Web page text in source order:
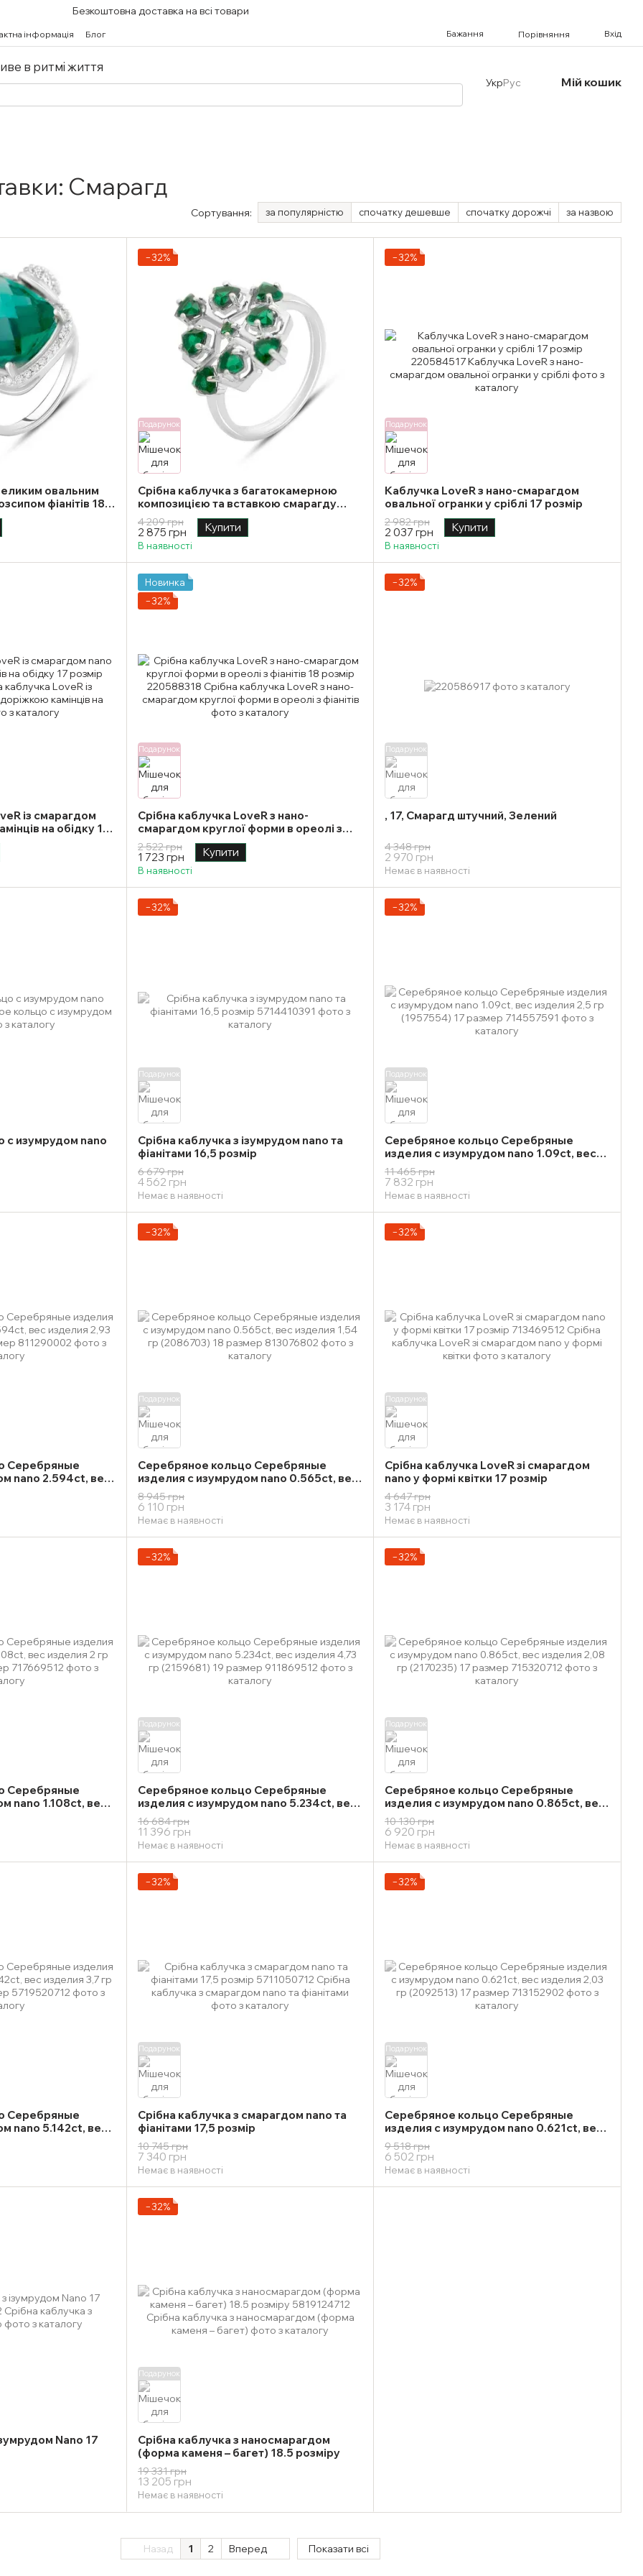
Безкоштовна доставка на всі товари
інформація Блог Бажання Порівняння Вхід
в ритмі життя
УкрРус Мій кошик
Смарагд
Сортування: за популярністю спочатку дешевше спочатку дорожчі за назвою
овальним
фіанітів 18
Подарунок
−32%
Срібна каблучка з багатокамерною
композицією та вставкою смарагду
nano геометричної форми 17.5 розмір
4 209 грн
2 875 грн Купити
В наявності
Подарунок
−32%
Каблучка LoveR з нано-смарагдом
овальної огранки у сріблі 17 розмір
2 982 грн
2 037 грн Купити
В наявності
із смарагдом
на обідку 17
Подарунок
Новинка
−32%
Срібна каблучка LoveR з нано-
смарагдом круглої форми в ореолі з
фіанітів 18 розмір
2 522 грн
1 723 грн Купити
В наявності
Подарунок
−32%
, 17, Смарагд штучний, Зелений
4 348 грн
2 970 грн
Немає в наявності
с изумрудом nano
Подарунок
−32%
Срібна каблучка з ізумрудом nano та
фіанітами 16,5 розмір
6 679 грн
4 562 грн
Немає в наявності
Подарунок
−32%
Серебряное кольцо Серебряные
изделия с изумрудом nano 1.09ct, вес
изделия 2,5 гр (1957554) 17 размер
11 465 грн
7 832 грн
Немає в наявності
Серебряные
nano 2.594ct, вес
18 размер
Подарунок
−32%
Серебряное кольцо Серебряные
изделия с изумрудом nano 0.565ct, вес
изделия 1,54 гр (2086703) 18 размер
8 945 грн
6 110 грн
Немає в наявності
Подарунок
−32%
Срібна каблучка LoveR зі смарагдом
nano у формі квітки 17 розмір
4 647 грн
3 174 грн
Немає в наявності
Серебряные
nano 1.108ct, вес
17 размер
Подарунок
−32%
Серебряное кольцо Серебряные
изделия с изумрудом nano 5.234ct, вес
изделия 4,73 гр (2159681) 19 размер
16 684 грн
11 396 грн
Немає в наявності
Подарунок
−32%
Серебряное кольцо Серебряные
изделия с изумрудом nano 0.865ct, вес
изделия 2,08 гр (2170235) 17 размер
10 130 грн
6 920 грн
Немає в наявності
Серебряные
nano 5.142ct, вес
17.5 размер
Подарунок
−32%
Срібна каблучка з смарагдом nano та
фіанітами 17,5 розмір
10 745 грн
7 340 грн
Немає в наявності
Подарунок
−32%
Серебряное кольцо Серебряные
изделия с изумрудом nano 0.621ct, вес
изделия 2,03 гр (2092513) 17 размер
9 518 грн
6 502 грн
Немає в наявності
Nano 17
Подарунок
−32%
Срібна каблучка з наносмарагдом
(форма каменя – багет) 18.5 розміру
19 331 грн
13 205 грн
Немає в наявності
Назад 1 2 Вперед Показати всі